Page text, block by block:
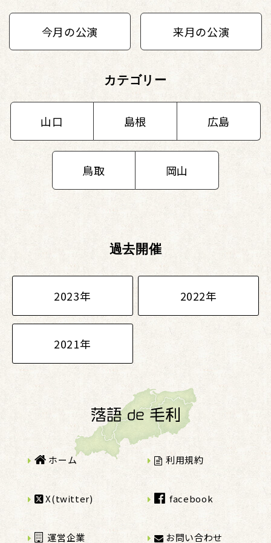
今月の公演 来月の公演
カテゴリー
山口 島根 広島
鳥取 岡山
過去開催
2023年 2022年
2021年
ホーム 利用規約
X(twitter) facebook
運営企業 お問い合わせ